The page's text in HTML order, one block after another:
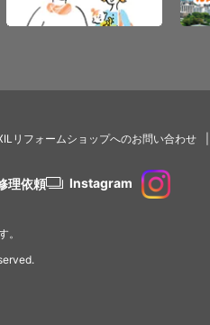
リフォームショップへのお問い合わせ
理依頼 Instagram
。